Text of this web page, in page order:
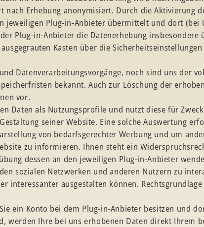
Erhebung anonymisiert. Durch die Aktivierung
jeweiligen Plug-in-Anbieter übermittelt und dort (bei
Plug-in-Anbieter die Datenerhebung insbesondere
Kasten über die
Datenverarbeitungsvorgänge, noch sind uns der
bekannt. Auch zur Löschung der
vor.
Daten als Nutzungsprofile und nutzt diese für
seiner Website. Eine solche Auswertung
von bedarfsgerechter Werbung und um
zu informieren. Ihnen steht ein
dessen an den jeweiligen Plug-in-Anbieter
sozialen Netzwerken und anderen Nutzern zu
interessanter ausgestalten können.
ein Konto bei dem Plug-in-Anbieter besitzen und
werden Ihre bei uns erhobenen Daten direkt Ihrem